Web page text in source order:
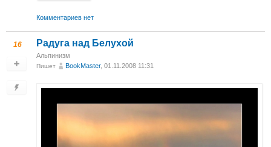
Комментариев нет
16 Радуга над Белухой
Альпинизм
Пишет BookMaster, 01.11.2008 11:31